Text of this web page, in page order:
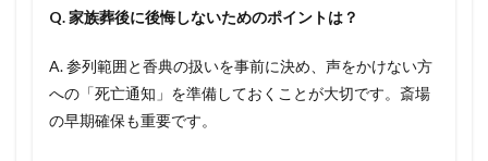
Q. 家族葬後に後悔しないためのポイントは？
A. 参列範囲と香典の扱いを事前に決め、声をかけない方
への「死亡通知」を準備しておくことが大切です。斎場
の早期確保も重要です。